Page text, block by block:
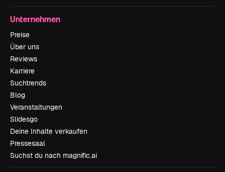
Unternehmen
Preise
Über uns
Reviews
Karriere
Suchtrends
Blog
Veranstaltungen
Slidesgo
Deine Inhalte verkaufen
Pressesaal
Suchst du nach magnific.ai